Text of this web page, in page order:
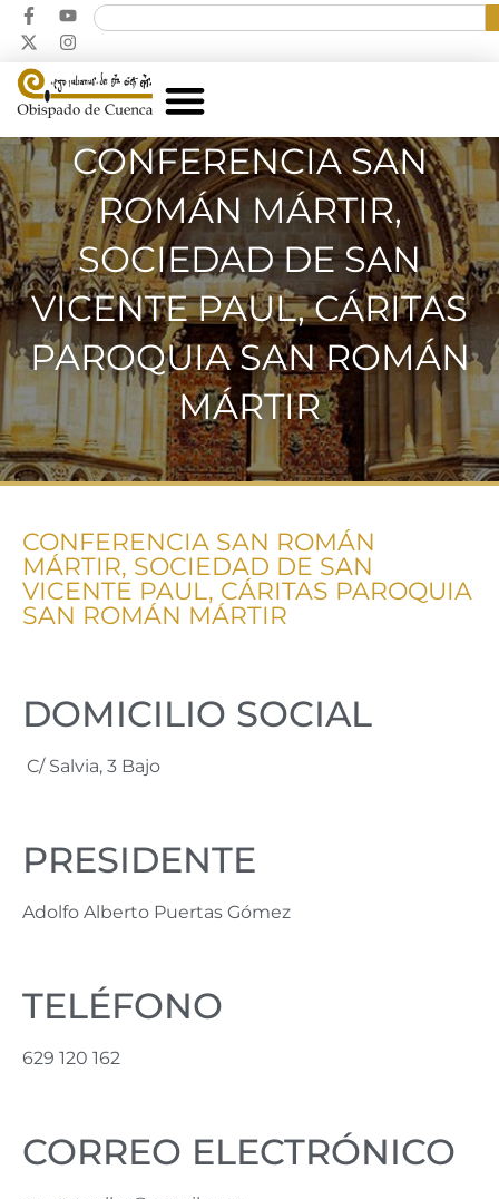
CONFERENCIA SAN
ROMÁN MÁRTIR,
SOCIEDAD DE SAN
VICENTE PAUL, CÁRITAS
PAROQUIA SAN ROMÁN
MÁRTIR
CONFERENCIA SAN ROMÁN
MÁRTIR, SOCIEDAD DE SAN
VICENTE PAUL, CÁRITAS PAROQUIA
SAN ROMÁN MÁRTIR
DOMICILIO SOCIAL
C/ Salvia, 3 Bajo
PRESIDENTE
Adolfo Alberto Puertas Gómez
TELÉFONO
629 120 162
CORREO ELECTRÓNICO